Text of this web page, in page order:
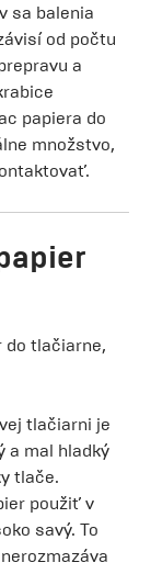
sa balenia
od počtu
a
papiera do
množstvo,
do tlačiarne,
tlačiarni je
a mal hladký
tlače.
použiť v
savý. To